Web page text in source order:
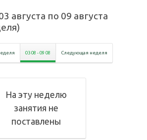
августа по 09 августа
)
03 08 -09 08 Следующая неделя
На эту неделю
занятия не
поставлены